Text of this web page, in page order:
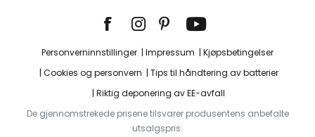
Personverninnstillinger Impressum
Kjøpsbetingelser
Cookies og personvern
Tips til håndtering av batterier
Riktig deponering av EE-avfall
De gjennomstrekede prisene tilsvarer produsentens anbefalte
utsalgspris.